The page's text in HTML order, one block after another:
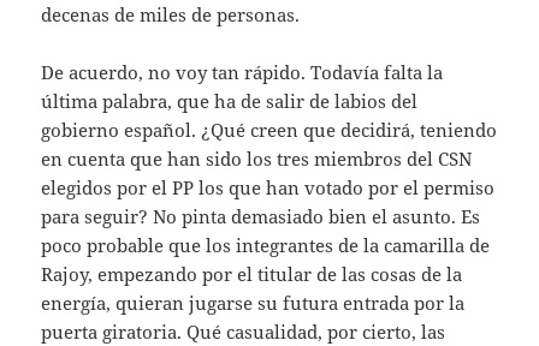
decenas de miles de personas.
De acuerdo, no voy tan rápido. Todavía falta la
última palabra, que ha de salir de labios del
gobierno español. ¿Qué creen que decidirá, teniendo
en cuenta que han sido los tres miembros del CSN
elegidos por el PP los que han votado por el permiso
para seguir? No pinta demasiado bien el asunto. Es
poco probable que los integrantes de la camarilla de
Rajoy, empezando por el titular de las cosas de la
energía, quieran jugarse su futura entrada por la
puerta giratoria. Qué casualidad, por cierto, las